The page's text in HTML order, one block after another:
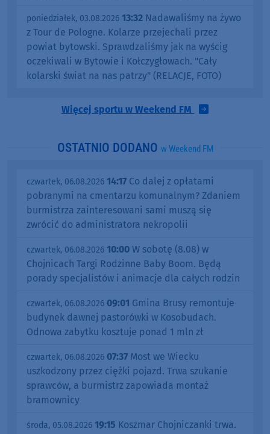
poniedziałek, 03.08.2026 13:32 Nadawaliśmy na żywo
z Tour de Pologne. Kolarze przejechali przez
powiat bytowski. Sprawdzaliśmy jak na wyścig
oczekiwali w Bytowie i Kołczygłowach. "Cały
kolarski świat na nas patrzy" (RELACJE, FOTO)
Więcej sportu w Weekend FM
OSTATNIO DODANO w Weekend FM
czwartek, 06.08.2026 14:17 Co dalej z opłatami
pobranymi na cmentarzu komunalnym? Zdaniem
burmistrza zainteresowani sami muszą się
zwrócić do administratora nekropolii
czwartek, 06.08.2026 10:00 W sobotę (8.08) w
Chojnicach Targi Rodzinne Baby Boom. Będą
porady specjalistów i animacje dla całych rodzin
czwartek, 06.08.2026 09:01 Gmina Brusy remontuje
budynek dawnej pastorówki w Kosobudach.
Odnowa zabytku kosztuje ponad 1 mln zł
czwartek, 06.08.2026 07:37 Most we Wiecku
uszkodzony przez ciężki pojazd. Trwa szukanie
sprawców, a burmistrz zapowiada montaż
bramownicy
środa, 05.08.2026 19:15 Koszmar Chojniczanki trwa.